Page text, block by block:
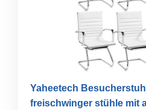
Yaheetech
freischwinger stühle mit